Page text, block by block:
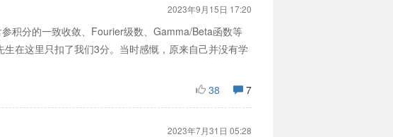
2023年9月15日 17:20
积分的一致收敛、Fourier级数、Gamma/Beta函数等
在这里只扣了我们3分。当时感慨，原来自己并没有学
38
7
2023年7月31日 05:28